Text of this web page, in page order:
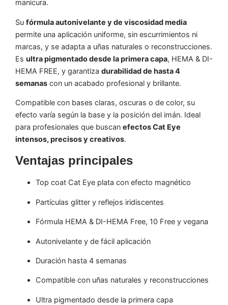
manicura.
Su fórmula autonivelante y de viscosidad media
permite una aplicación uniforme, sin escurrimientos ni
marcas, y se adapta a uñas naturales o reconstrucciones.
Es ultra pigmentado desde la primera capa, HEMA & DI-
HEMA FREE, y garantiza durabilidad de hasta 4
semanas con un acabado profesional y brillante.
Compatible con bases claras, oscuras o de color, su
efecto varía según la base y la posición del imán. Ideal
para profesionales que buscan efectos Cat Eye
intensos, precisos y creativos.
Ventajas principales
Top coat Cat Eye plata con efecto magnético
Partículas glitter y reflejos iridiscentes
Fórmula HEMA & DI-HEMA Free, 10 Free y vegana
Autonivelante y de fácil aplicación
Duración hasta 4 semanas
Compatible con uñas naturales y reconstrucciones
Ultra pigmentado desde la primera capa